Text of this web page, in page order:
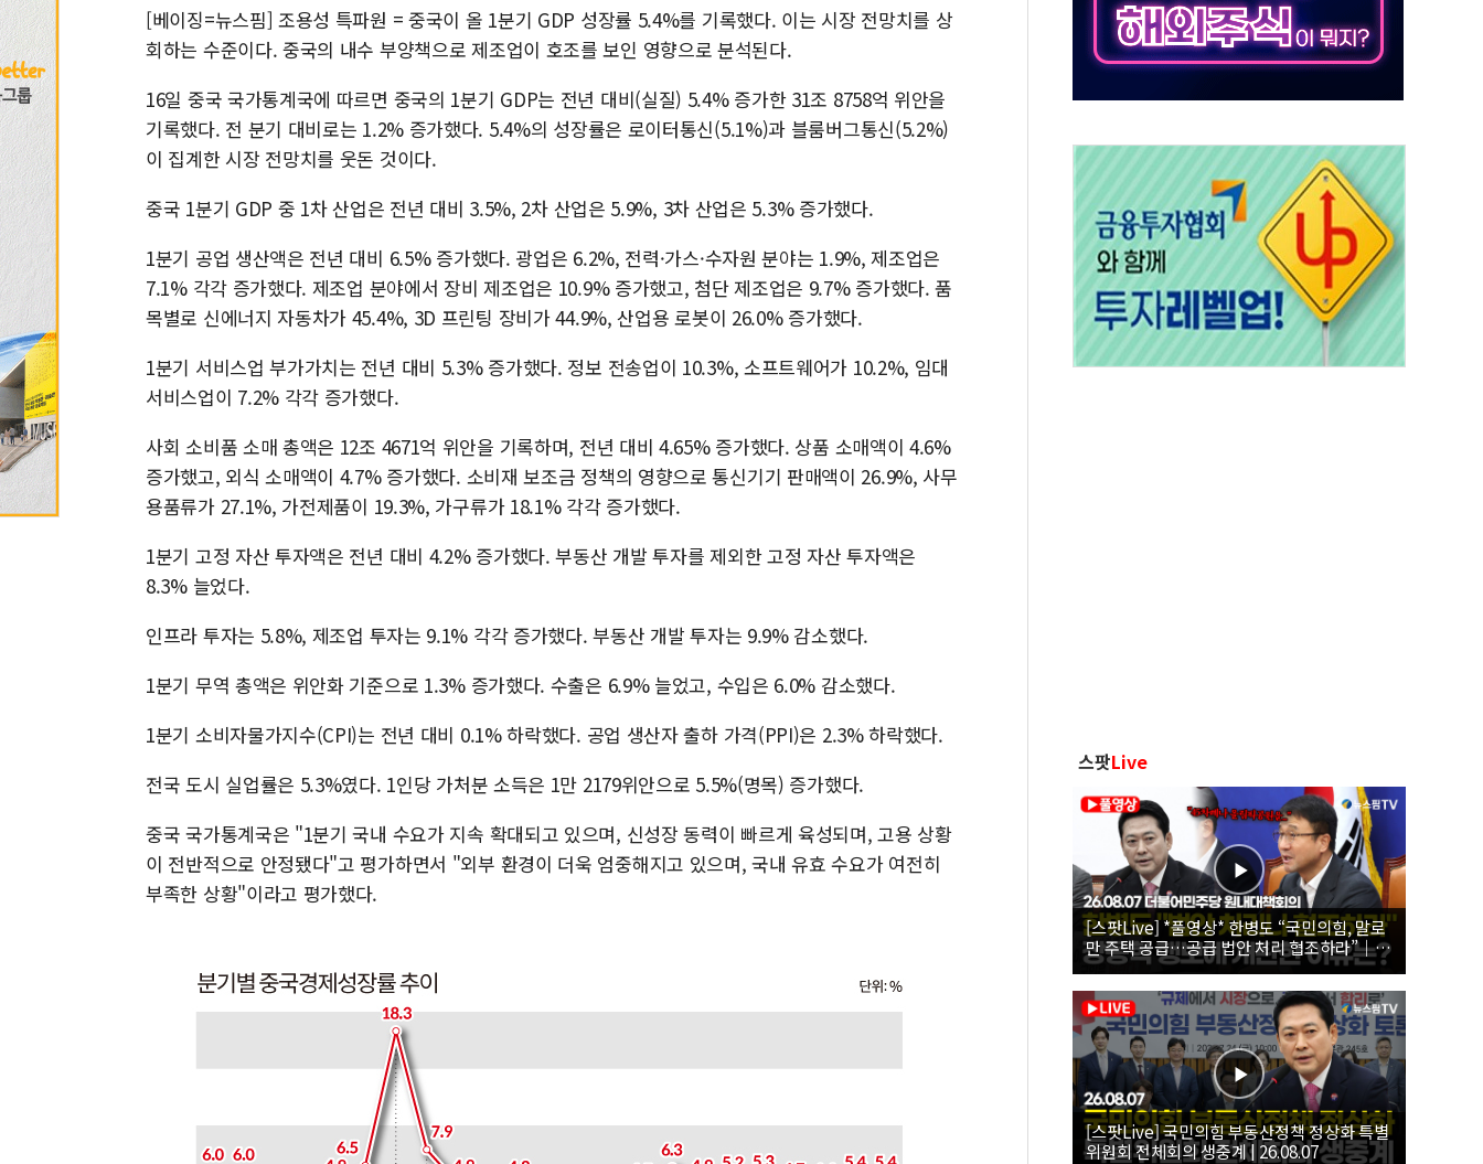
[특징주] 엘앤에프, 흑자 전환·LFP 공급 본격화에 15%대 급등
[베이징=뉴스핌] 조용성 특파원 = 중국이 올 1분기 GDP 성장률 5.4%를 기록했다. 이는 시장 전망치를 상
회하는 수준이다. 중국의 내수 부양책으로 제조업이 호조를 보인 영향으로 분석된다.
16일 중국 국가통계국에 따르면 중국의 1분기 GDP는 전년 대비(실질) 5.4% 증가한 31조 8758억 위안을
기록했다. 전 분기 대비로는 1.2% 증가했다. 5.4%의 성장률은 로이터통신(5.1%)과 블룸버그통신(5.2%)
이 집계한 시장 전망치를 웃돈 것이다.
중국 1분기 GDP 중 1차 산업은 전년 대비 3.5%, 2차 산업은 5.9%, 3차 산업은 5.3% 증가했다.
1분기 공업 생산액은 전년 대비 6.5% 증가했다. 광업은 6.2%, 전력·가스·수자원 분야는 1.9%, 제조업은
7.1% 각각 증가했다. 제조업 분야에서 장비 제조업은 10.9% 증가했고, 첨단 제조업은 9.7% 증가했다. 품
목별로 신에너지 자동차가 45.4%, 3D 프린팅 장비가 44.9%, 산업용 로봇이 26.0% 증가했다.
1분기 서비스업 부가가치는 전년 대비 5.3% 증가했다. 정보 전송업이 10.3%, 소프트웨어가 10.2%, 임대
서비스업이 7.2% 각각 증가했다.
사회 소비품 소매 총액은 12조 4671억 위안을 기록하며, 전년 대비 4.65% 증가했다. 상품 소매액이 4.6%
증가했고, 외식 소매액이 4.7% 증가했다. 소비재 보조금 정책의 영향으로 통신기기 판매액이 26.9%, 사무
용품류가 27.1%, 가전제품이 19.3%, 가구류가 18.1% 각각 증가했다.
1분기 고정 자산 투자액은 전년 대비 4.2% 증가했다. 부동산 개발 투자를 제외한 고정 자산 투자액은
8.3% 늘었다.
인프라 투자는 5.8%, 제조업 투자는 9.1% 각각 증가했다. 부동산 개발 투자는 9.9% 감소했다.
1분기 무역 총액은 위안화 기준으로 1.3% 증가했다. 수출은 6.9% 늘었고, 수입은 6.0% 감소했다.
1분기 소비자물가지수(CPI)는 전년 대비 0.1% 하락했다. 공업 생산자 출하 가격(PPI)은 2.3% 하락했다.
전국 도시 실업률은 5.3%였다. 1인당 가처분 소득은 1만 2179위안으로 5.5%(명목) 증가했다.
중국 국가통계국은 "1분기 국내 수요가 지속 확대되고 있으며, 신성장 동력이 빠르게 육성되며, 고용 상황
이 전반적으로 안정됐다"고 평가하면서 "외부 환경이 더욱 엄중해지고 있으며, 국내 유효 수요가 여전히
부족한 상황"이라고 평가했다.
스팟Live
[스팟Live] *풀영상* 한병도 “국민의힘, 말로
만 주택 공급…공급 법안 처리 협조하라”｜
26.08.07 더불어민주당 원내대책회의
[스팟Live] 국민의힘 부동산정책 정상화 특별
위원회 전체회의 생중계 | 26.08.07